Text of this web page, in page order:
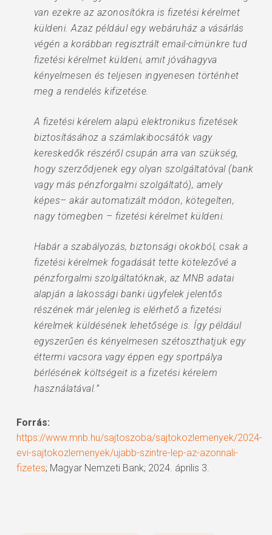
van ezekre az azonosítókra is fizetési kérelmet
küldeni. Azaz például egy webáruház a vásárlás
végén a korábban regisztrált email-címünkre tud
fizetési kérelmet küldeni, amit jóváhagyva
kényelmesen és teljesen ingyenesen történhet
meg a rendelés kifizetése.
A fizetési kérelem alapú elektronikus fizetések
biztosításához a számlakibocsátók vagy
kereskedők részéről csupán arra van szükség,
hogy szerződjenek egy olyan szolgáltatóval (bank
vagy más pénzforgalmi szolgáltató), amely
képes– akár automatizált módon, kötegelten,
nagy tömegben – fizetési kérelmet küldeni.
Habár a szabályozás, biztonsági okokból, csak a
fizetési kérelmek fogadását tette kötelezővé a
pénzforgalmi szolgáltatóknak, az MNB adatai
alapján a lakossági banki ügyfelek jelentős
részének már jelenleg is elérhető a fizetési
kérelmek küldésének lehetősége is. Így például
egyszerűen és kényelmesen szétoszthatjuk egy
éttermi vacsora vagy éppen egy sportpálya
bérlésének költségeit is a fizetési kérelem
használatával.”
Forrás:
https://www.mnb.hu/sajtoszoba/sajtokozlemenyek/2024-
evi-sajtokozlemenyek/ujabb-szintre-lep-az-azonnali-
fizetes; Magyar Nemzeti Bank; 2024. április 3.